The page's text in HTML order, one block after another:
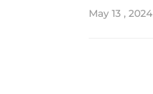
May 13 , 2024